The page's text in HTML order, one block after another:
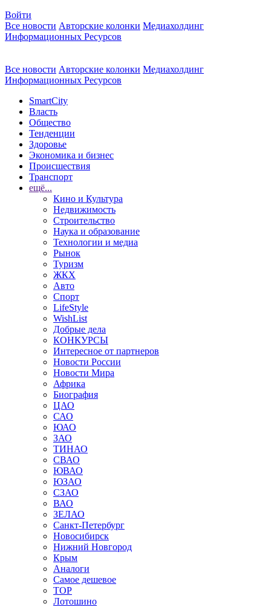
Войти
Все новости Авторские колонки Медиахолдинг
Информационных Ресурсов
Все новости Авторские колонки Медиахолдинг
Информационных Ресурсов
SmartCity
Власть
Общество
Тенденции
Здоровье
Экономика и бизнес
Происшествия
Транспорт
ещё...
Кино и Культура
Недвижимость
Строительство
Наука и образование
Технологии и медиа
Рынок
Туризм
ЖКХ
Авто
Спорт
LifeStyle
WishList
Добрые дела
КОНКУРСЫ
Интересное от партнеров
Новости России
Новости Мира
Африка
Биография
ЦАО
САО
ЮАО
ЗАО
ТИНАО
СВАО
ЮВАО
ЮЗАО
СЗАО
ВАО
ЗЕЛАО
Санкт-Петербург
Новосибирск
Нижний Новгород
Крым
Аналоги
Самое дешевое
TOP
Лотошино